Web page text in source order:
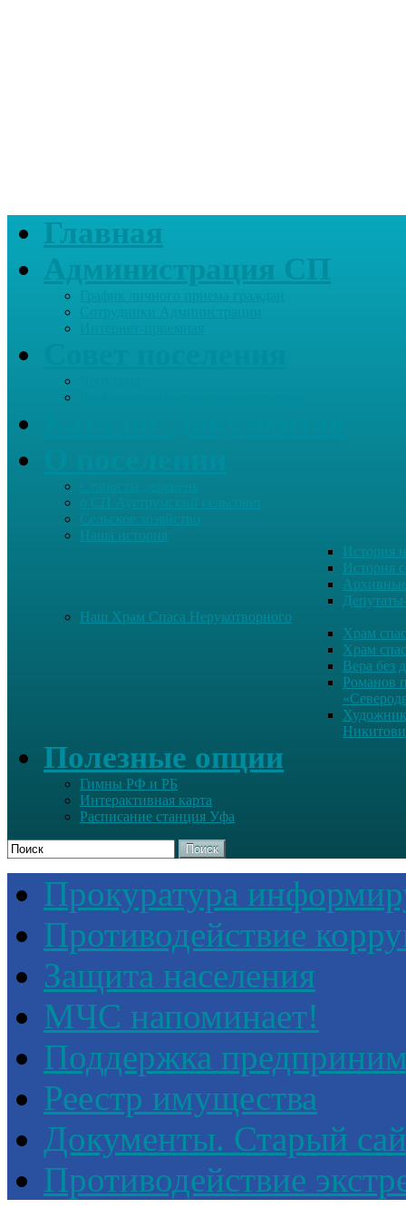
Главная
Наша история
История
История
Наш Храм Спаса Нерукотворного
Храм
Храм
Вера без
Романов
Полезные опции
Гимны РФ и РБ
Интерактивная карта
Расписание станция Уфа
Поиск
Прокуратура
Противодействие
Защита населения
МЧС напоминает!
Поддержка
Реестр имущества
Документы. Старый
Противодействие